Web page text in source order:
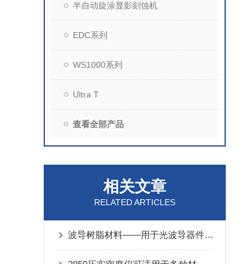
半自动旋涂显影刻蚀机
EDC系列
WS1000系列
Ultra T
查看全部产品
相关文章
RELATED ARTICLES
波导树脂材料——用于光波导器件和光通信中光学薄膜应用